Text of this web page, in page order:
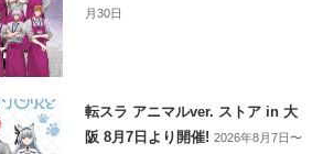
月30日
転スラ アニマルver. ストア in 大
阪 8月7日より開催!2026年8月7日〜